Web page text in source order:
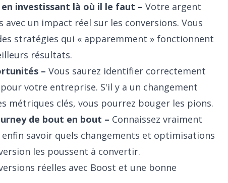
investissant là où il le faut – Votre argent
avec un impact réel sur les conversions. Vous
stratégies qui « apparemment » fonctionnent
résultats.
– Vous saurez identifier correctement
votre entreprise. S'il y a un changement
métriques clés, vous pourrez bouger les pions.
de bout en bout – Connaissez vraiment
savoir quels changements et optimisations
les poussent à convertir.
réelles avec Boost et une bonne